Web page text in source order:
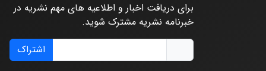
برای دریافت اخبار و اطلاعیه های مهم نشریه در
خبرنامه نشریه مشترک شوید.
اشتراک